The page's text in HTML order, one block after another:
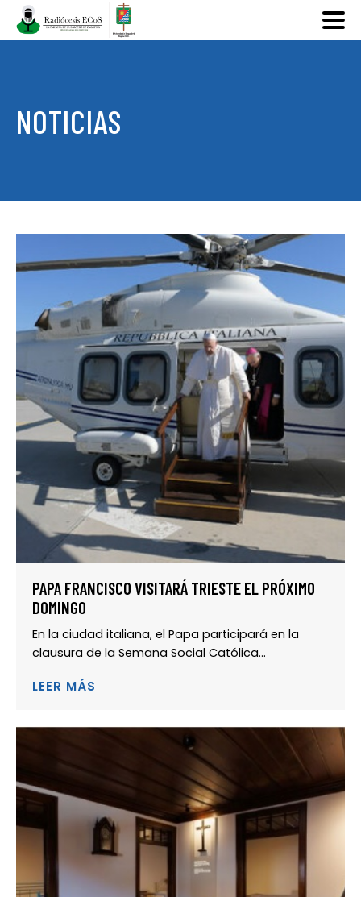
NOTICIAS
PAPA FRANCISCO VISITARÁ TRIESTE EL PRÓXIMO
DOMINGO
En la ciudad italiana, el Papa participará en la
clausura de la Semana Social Católica...
LEER MÁS